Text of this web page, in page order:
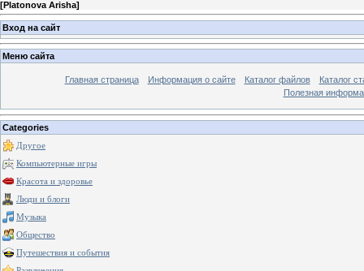
[Platonova Arisha]
Вход на сайт
Меню сайта
Главная страница Информация о сайте Каталог файлов
Каталог
Полезная
Categories
Другое
Компьютерные игры
Красота и здоровье
Люди и блоги
Музыка
Общество
Путешествия и события